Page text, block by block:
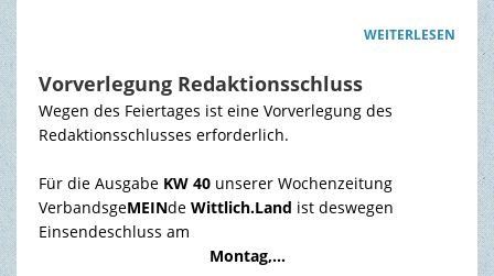
WEITERLESEN
Vorverlegung Redaktionsschluss
Wegen des Feiertages ist eine Vorverlegung des
Redaktionsschlusses erforderlich.
Für die Ausgabe KW 40unserer Wochenzeitung
VerbandsgeMEINde Wittlich.Land ist deswegen
Einsendeschluss am
Montag,…